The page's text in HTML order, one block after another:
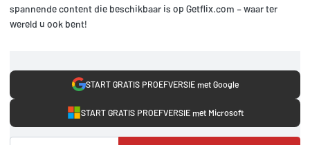
spannende content die beschikbaar is op Getflix.com – waar ter
wereld u ook bent!
START GRATIS PROEFVERSIE met Google
START GRATIS PROEFVERSIE met Microsoft